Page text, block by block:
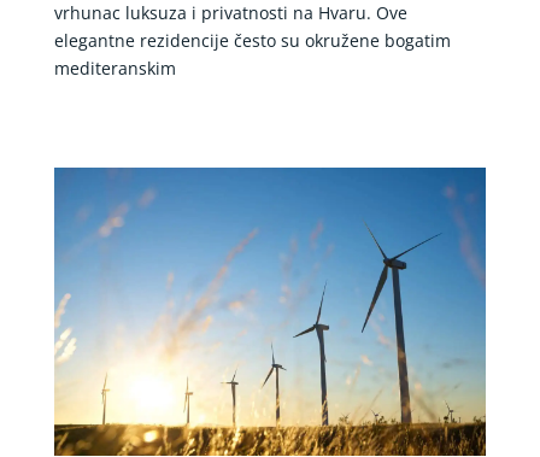
vrhunac luksuza i privatnosti na Hvaru. Ove
elegantne rezidencije često su okružene bogatim
mediteranskim